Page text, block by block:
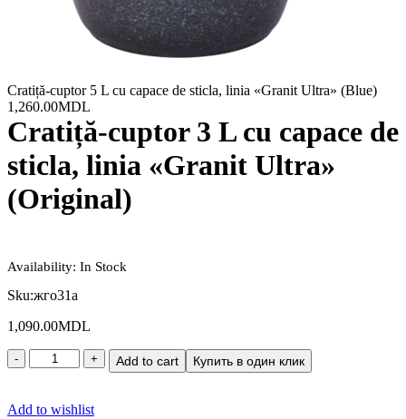
Cratiță-cuptor 5 L cu сapace de sticla, linia «Granit Ultra» (Blue)
1,260.00MDL
Cratiță-cuptor 3 L cu сapace de
sticla, linia «Granit Ultra»
(Original)
Availability: In Stock
Sku:жго31а
1,090.00MDL
Add to cart Купить в один клик
Add to wishlist